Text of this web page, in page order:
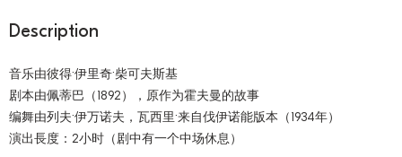
Description
音乐由彼得·伊里奇·柴可夫斯基
剧本由佩蒂巴（1892），原作为霍夫曼的故事
编舞由列夫·伊万诺夫，瓦西里·来自伐伊诺能版本（1934年）
演出長度：2小时（剧中有一个中场休息）